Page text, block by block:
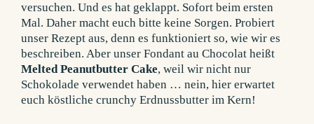
versuchen. Und es hat geklappt. Sofort beim ersten
Mal. Daher macht euch bitte keine Sorgen. Probiert
unser Rezept aus, denn es funktioniert so, wie wir es
beschreiben. Aber unser Fondant au Chocolat heißt
Melted Peanutbutter Cake, weil wir nicht nur
Schokolade verwendet haben … nein, hier erwartet
euch köstliche crunchy Erdnussbutter im Kern!